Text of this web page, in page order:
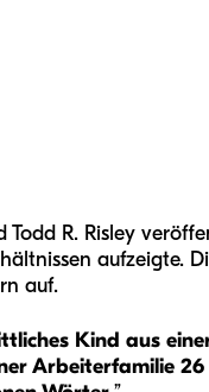
R. Risley
aufzeigte.
auf.
Kind aus
Arbeiterfamilie